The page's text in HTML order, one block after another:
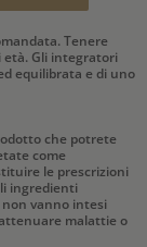
Tenere
età. Gli integratori
equilibrata e di uno
che potrete
come
le prescrizioni
ingredienti
vanno intesi
malattie o